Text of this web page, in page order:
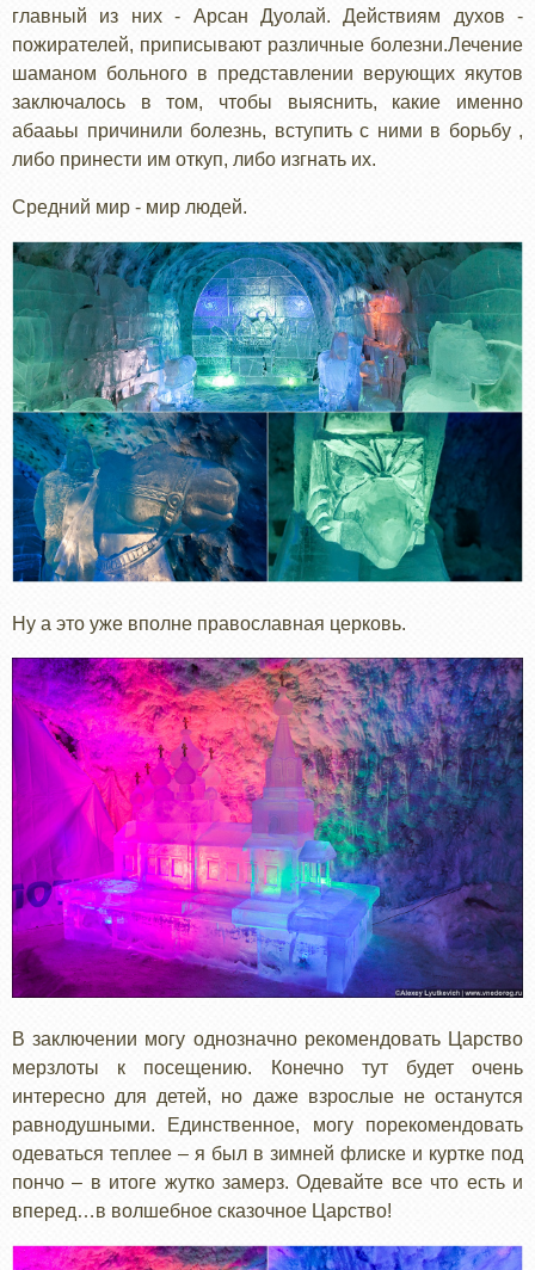
главный из них - Арсан Дуолай. Действиям духов -
пожирателей, приписывают различные болезни.Лечение
шаманом больного в представлении верующих якутов
заключалось в том, чтобы выяснить, какие именно
абааьы причинили болезнь, вступить с ними в борьбу ,
либо принести им откуп, либо изгнать их.
Средний мир - мир людей.
Ну а это уже вполне православная церковь.
В заключении могу однозначно рекомендовать Царство
мерзлоты к посещению. Конечно тут будет очень
интересно для детей, но даже взрослые не останутся
равнодушными. Единственное, могу порекомендовать
одеваться теплее – я был в зимней флиске и куртке под
пончо – в итоге жутко замерз. Одевайте все что есть и
вперед…в волшебное сказочное Царство!